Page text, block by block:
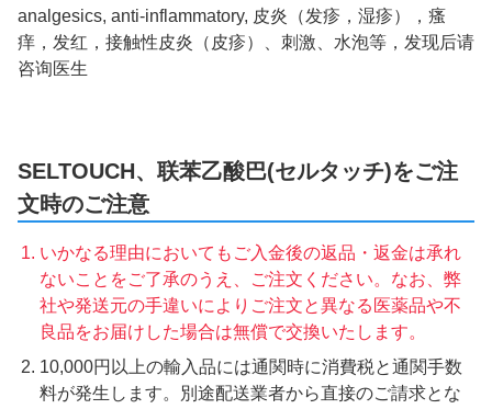
analgesics, anti-inflammatory, 皮炎（发疹，湿疹），瘙
痒，发红，接触性皮炎（皮疹）、刺激、水泡等，发现后请
咨询医生
SELTOUCH、联苯乙酸巴(セルタッチ)をご注
文時のご注意
いかなる理由においてもご入金後の返品・返金は承れ
ないことをご了承のうえ、ご注文ください。なお、弊
社や発送元の手違いによりご注文と異なる医薬品や不
良品をお届けした場合は無償で交換いたします。
10,000円以上の輸入品には通関時に消費税と通関手数
料が発生します。別途配送業者から直接のご請求とな